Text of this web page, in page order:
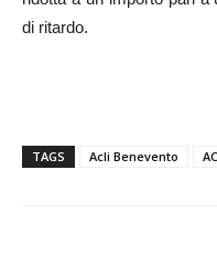
di ritardo.
TAGS Acli Benevento